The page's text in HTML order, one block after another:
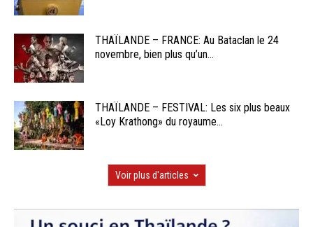
THAÏLANDE – FRANCE: Au Bataclan le 24
novembre, bien plus qu’un...
THAÏLANDE – FESTIVAL: Les six plus beaux
«Loy Krathong» du royaume...
Voir plus d'articles